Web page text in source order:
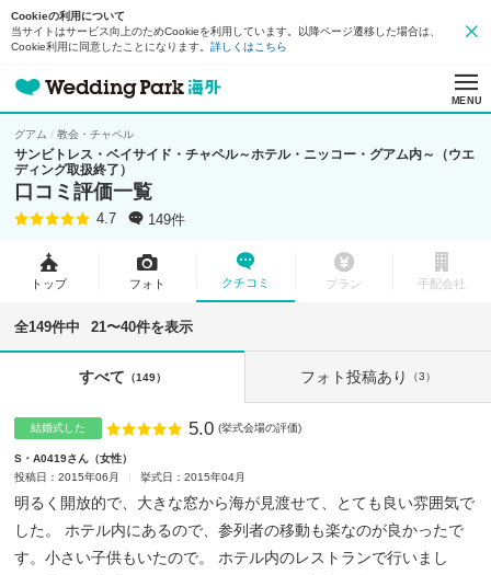
Cookieの利用について
当サイトはサービス向上のためCookieを利用しています。以降ページ遷移した場合は、
Cookie利用に同意したことになります。 詳しくはこちら
MENU
グアム 教会・チャペル
サンビトレス・ベイサイド・チャペル～ホテル・ニッコー・グアム内～（ウエ
ディング取扱終了）
口コミ評価一覧
4.7 149件
トップ フォト クチコミ プラン 手配会社
全149件中 21〜40件を表示
すべて （149） フォト投稿あり （3）
結婚式した 点数
5.0 (挙式会場の評価)
S・A0419さん
女性
投稿日：2015年06月
挙式日：2015年04月
明るく開放的で、大きな窓から海が見渡せて、とても良い雰囲気で
した。 ホテル内にあるので、参列者の移動も楽なのが良かったで
す。小さい子供もいたので。 ホテル内のレストランで行いまし